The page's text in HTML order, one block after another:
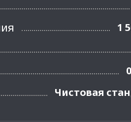
1
Чистовая